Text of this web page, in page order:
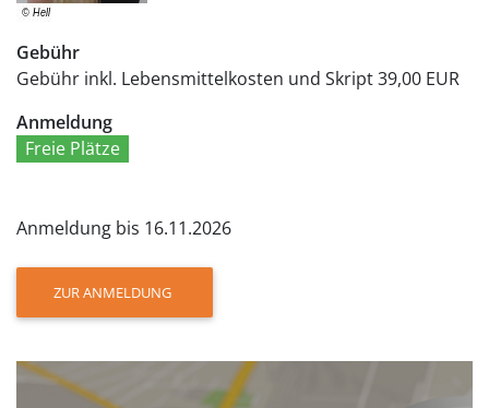
Gebühr
Gebühr inkl. Lebensmittelkosten und Skript39,00 EUR
Anmeldung
Freie Plätze
Anmeldung bis 16.11.2026
ZUR ANMELDUNG